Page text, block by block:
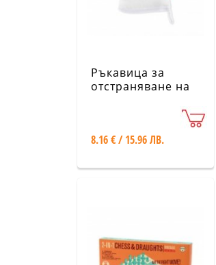
Ръкавица за
отстраняване на
8.16 € / 15.96 ЛВ.